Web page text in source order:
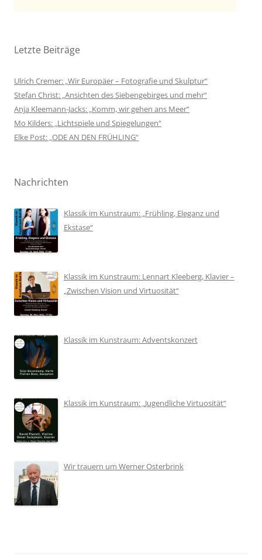
Letzte Beiträge
Ulrich Cremer: „Wir Europäer – Fotografie und Skulptur“
Stefan Christ: „Ansichten des Siebengebirges und mehr“
Anja Kleemann-Jacks: „Komm, wir gehen ans Meer“
Mo Kilders: „Lichtspiele und Spiegelungen“
Elke Post: „ODE AN DEN FRÜHLING“
Nachrichten
Klassik im Kunstraum: „Frühling, Eleganz und
Ekstase“
Klassik im Kunstraum: Lennart Kleeberg, Klavier –
„Zwischen Vision und Virtuosität“
Klassik im Kunstraum: Adventskonzert
Klassik im Kunstraum: „Jugendliche Virtuosität“
Wir trauern um Werner Osterbrink